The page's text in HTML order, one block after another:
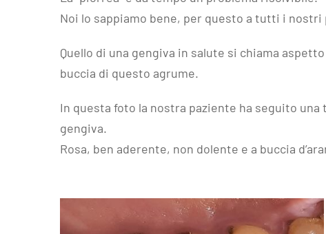
Noi lo sappiamo bene, per questo a tutti i
Quello di una gengiva in salute si chiama
buccia di questo agrume.
In questa foto la nostra paziente ha seguito
gengiva.
Rosa, ben aderente, non dolente e a buccia